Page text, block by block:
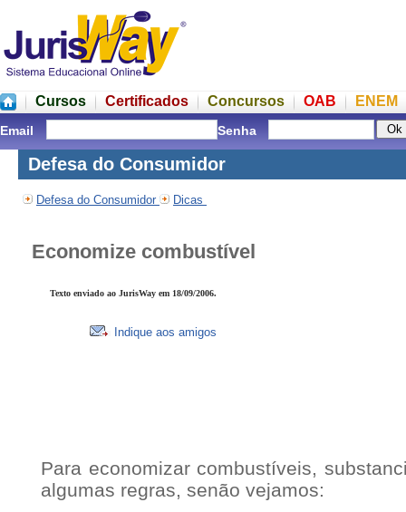
Cursos Certificados Concursos OAB ENEM
Email Senha
Defesa do Consumidor
Defesa do Consumidor Dicas
Economize combustível
Texto enviado ao JurisWay em 18/09/2006.
Indique aos amigos
Para economizar combustíveis,
algumas regras, senão vejamos: